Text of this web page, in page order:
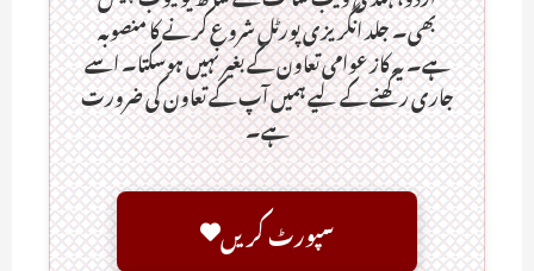
بھی۔ جلد انگریزی پورٹل شروع کرنے کا منصوبہ
ہے۔ یہ کاز عوامی تعاون کے بغیر نہیں ہوسکتا۔ اسے
جاری رکھنے کے لیے ہمیں آپ کے تعاون کی ضرورت
ہے۔
سپورٹ کریں